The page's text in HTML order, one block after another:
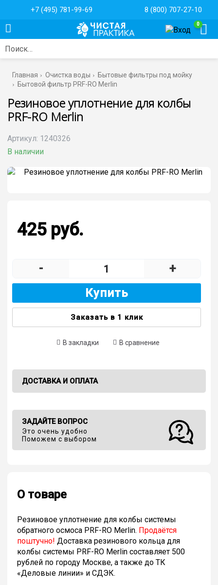
+7 (495) 781-99-69 8 (800) 707-27-10
0
Поиск…
Главная Очистка воды
Бытовые фильтры под мойку
Бытовой фильтр PRF-RO Merlin
Резиновое уплотнение для колбы
PRF-RO Merlin
Артикул: 1240326
В наличии
425 руб.
- +
Купить
Заказать в 1 клик
В закладки В сравнение
ДОСТАВКА И ОПЛАТА
ЗАДАЙТЕ ВОПРОС
Это очень удобно
Поможем с выбором
О товаре
Резиновое уплотнение для колбы системы
обратного осмоса PRF-RO Merlin. Продаётся
поштучно! Доставка резинового кольца для
колбы системы PRF-RO Merlin составляет 500
рублей по городу Москве, а также до ТК
«Деловые линии» и СДЭК.